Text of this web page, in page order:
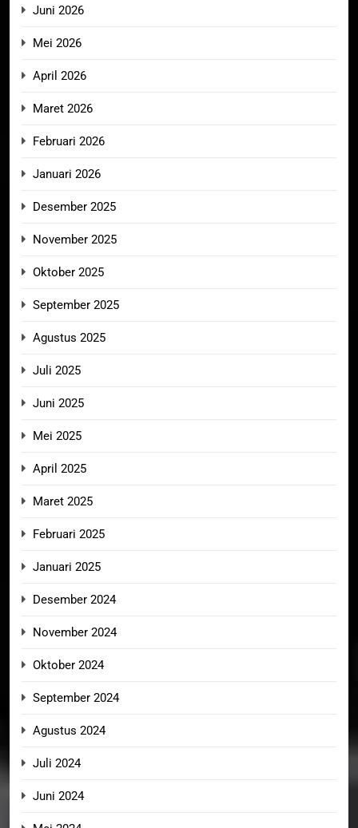
Juni 2026
Mei 2026
April 2026
Maret 2026
Februari 2026
Januari 2026
Desember 2025
November 2025
Oktober 2025
September 2025
Agustus 2025
Juli 2025
Juni 2025
Mei 2025
April 2025
Maret 2025
Februari 2025
Januari 2025
Desember 2024
November 2024
Oktober 2024
September 2024
Agustus 2024
Juli 2024
Juni 2024